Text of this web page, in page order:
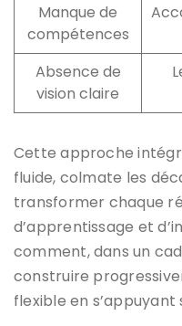
Manque de
compétences
Absence de
vision claire
Cette approche
fluide, colmate les
transformer chaque
d’apprentissage et
comment, dans un
construire
flexible en